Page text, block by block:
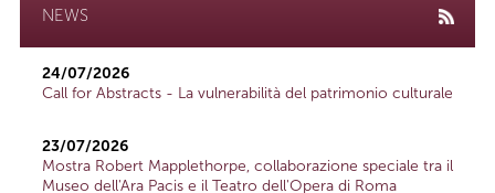
NEWS
24/07/2026
Call for Abstracts - La vulnerabilità del patrimonio culturale
23/07/2026
Mostra Robert Mapplethorpe, collaborazione speciale tra il
Museo dell'Ara Pacis e il Teatro dell'Opera di Roma